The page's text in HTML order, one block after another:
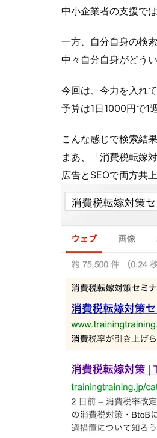
中小企業者の支援で
一方、自分自身の検
中々自分自身がどう
今回は、今力を入れ
予算は1日1000円で1
こんな感じで検索結
まあ、「消費税転嫁
広告とSEOで両方共